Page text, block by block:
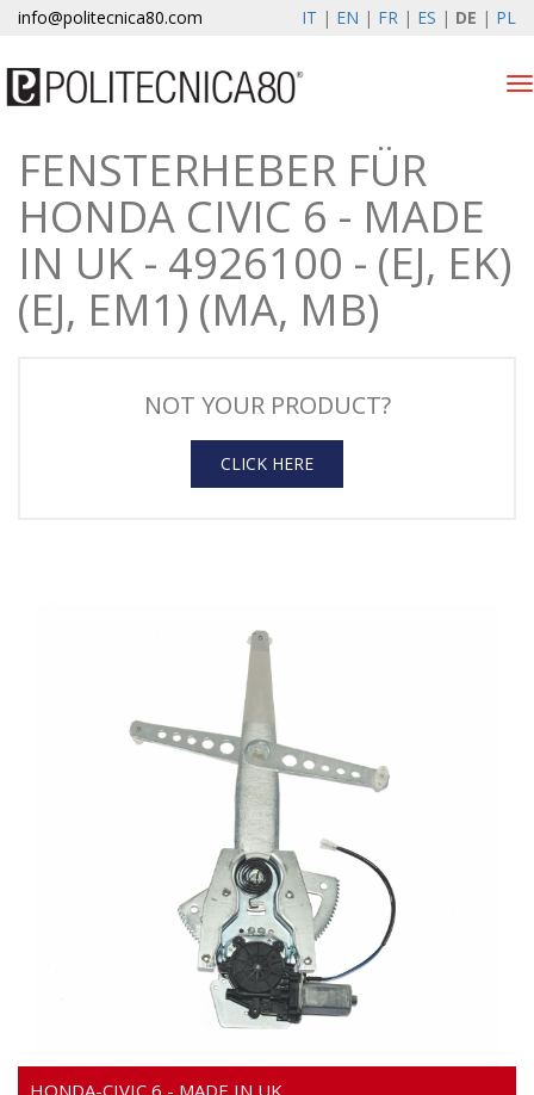
info@politecnica80.com IT | EN | FR | ES | DE | PL
sabato 8 agosto 2026
Produkten
Registrierung
Unternehmen
Kundenbereich
FENSTERHEBER FÜR
HONDA CIVIC 6 - MADE
IN UK - 4926100 - (EJ, EK)
(EJ, EM1) (MA, MB)
NOT YOUR PRODUCT?
CLICK HERE
HONDA-CIVIC 6 - MADE IN UK